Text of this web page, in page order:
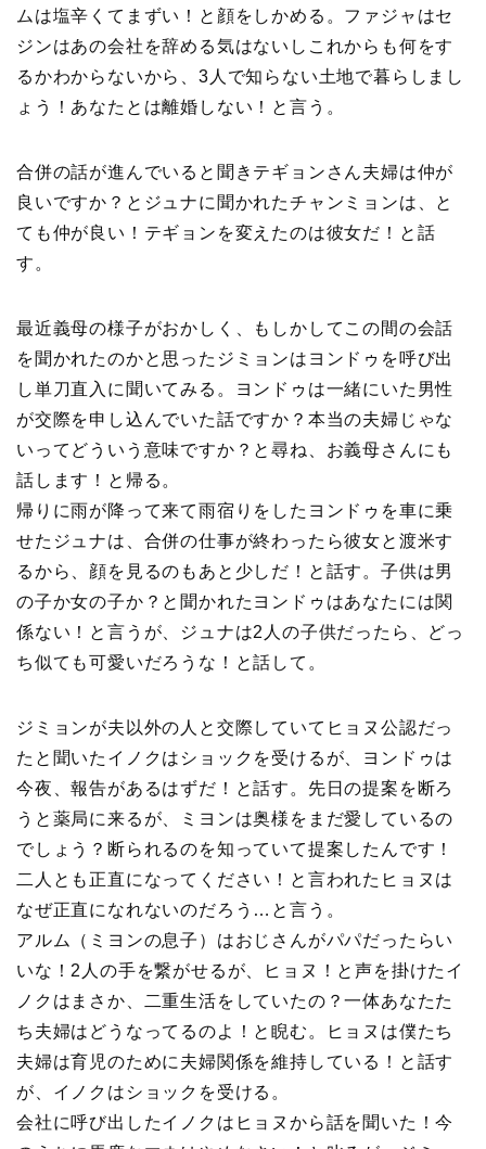
ムは塩辛くてまずい！と顔をしかめる。ファジャはセ
ジンはあの会社を辞める気はないしこれからも何をす
るかわからないから、3人で知らない土地で暮らしまし
ょう！あなたとは離婚しない！と言う。
合併の話が進んでいると聞きテギョンさん夫婦は仲が
良いですか？とジュナに聞かれたチャンミョンは、と
ても仲が良い！テギョンを変えたのは彼女だ！と話
す。
最近義母の様子がおかしく、もしかしてこの間の会話
を聞かれたのかと思ったジミョンはヨンドゥを呼び出
し単刀直入に聞いてみる。ヨンドゥは一緒にいた男性
が交際を申し込んでいた話ですか？本当の夫婦じゃな
いってどういう意味ですか？と尋ね、お義母さんにも
話します！と帰る。
帰りに雨が降って来て雨宿りをしたヨンドゥを車に乗
せたジュナは、合併の仕事が終わったら彼女と渡米す
るから、顔を見るのもあと少しだ！と話す。子供は男
の子か女の子か？と聞かれたヨンドゥはあなたには関
係ない！と言うが、ジュナは2人の子供だったら、どっ
ち似ても可愛いだろうな！と話して。
ジミョンが夫以外の人と交際していてヒョヌ公認だっ
たと聞いたイノクはショックを受けるが、ヨンドゥは
今夜、報告があるはずだ！と話す。先日の提案を断ろ
うと薬局に来るが、ミヨンは奥様をまだ愛しているの
でしょう？断られるのを知っていて提案したんです！
二人とも正直になってください！と言われたヒョヌは
なぜ正直になれないのだろう…と言う。
アルム（ミヨンの息子）はおじさんがパパだったらい
いな！2人の手を繋がせるが、ヒョヌ！と声を掛けたイ
ノクはまさか、二重生活をしていたの？一体あなたた
ち夫婦はどうなってるのよ！と睨む。ヒョヌは僕たち
夫婦は育児のために夫婦関係を維持している！と話す
が、イノクはショックを受ける。
会社に呼び出したイノクはヒョヌから話を聞いた！今